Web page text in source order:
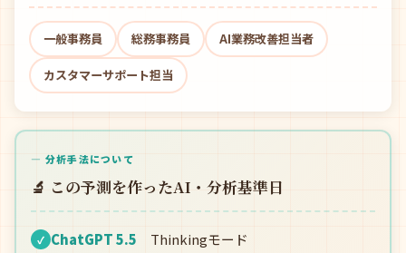
一般事務員 総務事務員 AI業務改善担当者
カスタマーサポート担当
— 分析手法について
🔬 この予測を作ったAI・分析基準日
✓ ChatGPT 5.5 Thinkingモード